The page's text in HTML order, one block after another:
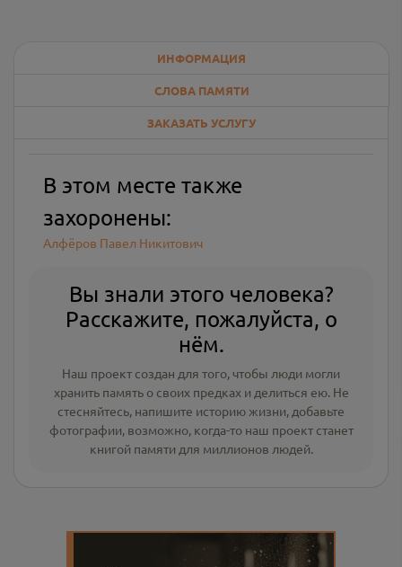
ИНФОРМАЦИЯ
СЛОВА ПАМЯТИ
ЗАКАЗАТЬ УСЛУГУ
В этом месте также
захоронены:
Алфёров Павел Никитович
Вы знали этого человека?
Расскажите, пожалуйста, о
нём.
Наш проект создан для того, чтобы люди могли
хранить память о своих предках и делиться ею. Не
стесняйтесь, напишите историю жизни, добавьте
фотографии, возможно, когда-то наш проект станет
книгой памяти для миллионов людей.